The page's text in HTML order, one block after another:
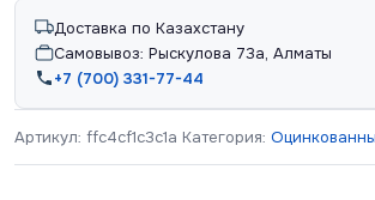
Доставка по Казахстану
Самовывоз: Рыскулова 73а, Алматы
+7 (700) 331-77-44
Артикул: ffc4cf1c3c1a Категория: